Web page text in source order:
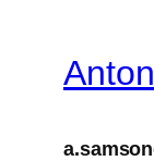
springen